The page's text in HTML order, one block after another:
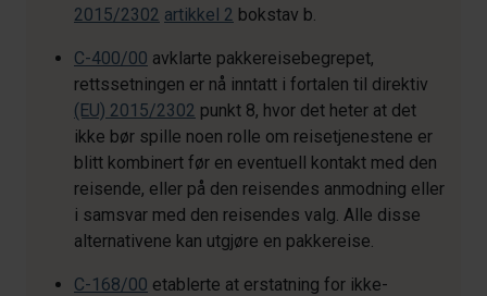
2015/2302 artikkel 2 bokstav b.
C-400/00 avklarte pakkereisebegrepet,
rettssetningen er nå inntatt i fortalen til direktiv
(EU) 2015/2302 punkt 8, hvor det heter at det
ikke bør spille noen rolle om reisetjenestene er
blitt kombinert før en eventuell kontakt med den
reisende, eller på den reisendes anmodning eller
i samsvar med den reisendes valg. Alle disse
alternativene kan utgjøre en pakkereise.
C-168/00 etablerte at erstatning for ikke-